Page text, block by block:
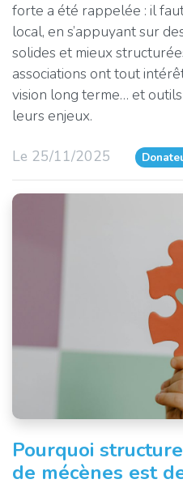
forte a été rappelée : il
local, en s’appuyant sur
solides et mieux
associations ont tout
vision long terme… et
leurs enjeux.
Le 25/11/2025
Pourquoi
de mécènes est